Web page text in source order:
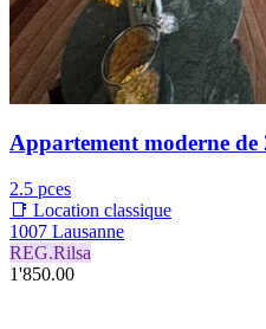
Appartement moderne de
2.5 pces
📑 Location classique
1007 Lausanne
REG.Rilsa
1'850.00